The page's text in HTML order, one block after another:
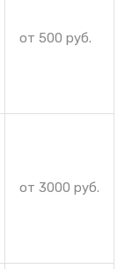
от 500 руб.
от 3000 руб.